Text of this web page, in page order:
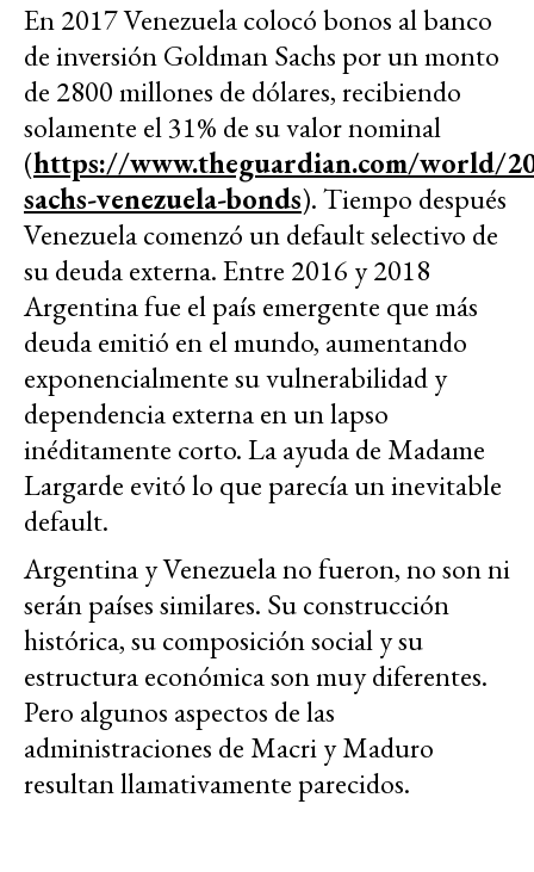
En 2017 Venezuela colocó bonos al banco
de inversión Goldman Sachs por un monto
de 2800 millones de dólares, recibiendo
solamente el 31% de su valor nominal
(https://www.theguardian.com/world/
sachs-venezuela-bonds). Tiempo después
Venezuela comenzó un default selectivo de
su deuda externa. Entre 2016 y 2018
Argentina fue el país emergente que más
deuda emitió en el mundo, aumentando
exponencialmente su vulnerabilidad y
dependencia externa en un lapso
inéditamente corto. La ayuda de Madame
Largarde evitó lo que parecía un inevitable
default.
Argentina y Venezuela no fueron, no son ni
serán países similares. Su construcción
histórica, su composición social y su
estructura económica son muy diferentes.
Pero algunos aspectos de las
administraciones de Macri y Maduro
resultan llamativamente parecidos.